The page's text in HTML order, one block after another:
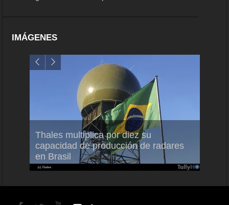
IMÁGENES
Thales multiplica por diez su
capacidad de producción de radares
en Brasil